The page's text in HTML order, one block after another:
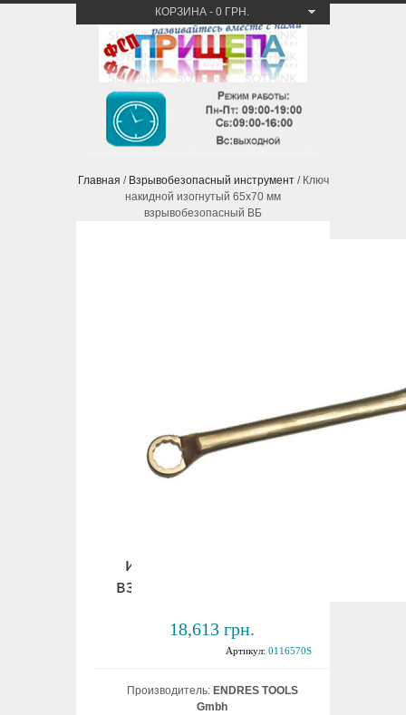
КОРЗИНА - 0 ГРН.
Главная / Взрывобезопасный инструмент/ Ключ
накидной изогнутый 65х70 мм
взрывобезопасный ВБ
изогнутый 65х70 мм
взрывобезопасный ВБ
18,613 грн.
Артикул: 0116570S
Производитель: ENDRES TOOLS
Gmbh